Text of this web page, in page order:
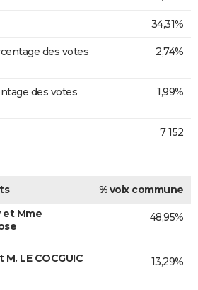
34,31%
des votes
2,74%
des votes
1,99%
7 152
% voix commune
et Mme
48,95%
LE COCGUIC
13,29%